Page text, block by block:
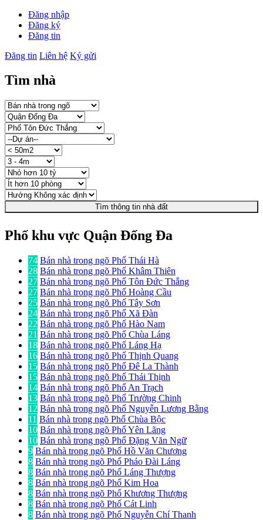
Đăng nhập
Đăng ký
Đăng tin
Đăng tin Liên hệ Ký gửi
Tìm nhà
Tìm thông tin nhà đất
Phố khu vực Quận Đống Đa
74 Bán nhà trong ngõ Phố Thái Hà
28 Bán nhà trong ngõ Phố Khâm Thiên
27 Bán nhà trong ngõ Phố Tôn Đức Thắng
27 Bán nhà trong ngõ Phố Hoàng Cầu
25 Bán nhà trong ngõ Phố Tây Sơn
24 Bán nhà trong ngõ Phố Xã Đàn
22 Bán nhà trong ngõ Phố Hào Nam
21 Bán nhà trong ngõ Phố Chùa Láng
18 Bán nhà trong ngõ Phố Láng Hạ
16 Bán nhà trong ngõ Phố Thịnh Quang
15 Bán nhà trong ngõ Phố Đê La Thành
15 Bán nhà trong ngõ Phố Thái Thịnh
14 Bán nhà trong ngõ Phố An Trạch
13 Bán nhà trong ngõ Phố Trường Chinh
12 Bán nhà trong ngõ Phố Nguyễn Lương Bằng
11 Bán nhà trong ngõ Phố Chùa Bộc
10 Bán nhà trong ngõ Phố Yên Lãng
10 Bán nhà trong ngõ Phố Đặng Văn Ngữ
9 Bán nhà trong ngõ Phố Hồ Văn Chương
8 Bán nhà trong ngõ Phố Pháo Đài Láng
8 Bán nhà trong ngõ Phố Láng Thượng
8 Bán nhà trong ngõ Phố Kim Hoa
8 Bán nhà trong ngõ Phố Khương Thượng
8 Bán nhà trong ngõ Phố Cát Linh
8 Bán nhà trong ngõ Phố Nguyễn Chí Thanh